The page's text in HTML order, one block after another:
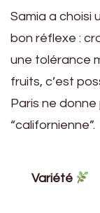
Samia a choisi
bon réflexe :
une tolérance
fruits, c’est
Paris ne donne
“californienne”.
Variété